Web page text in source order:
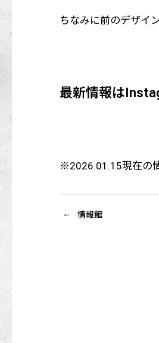
ちなみに前のデザイ
最新情報は
※2026.01.15現在の
情報館